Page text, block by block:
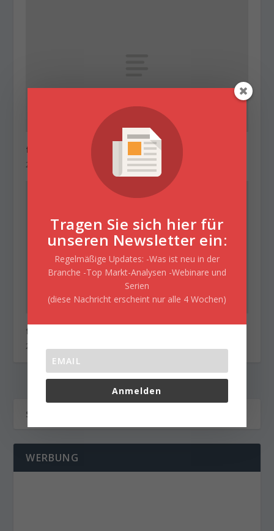
flatex Morning-news DAX update
22. Dezember 2017
flatex Morning-news DAX update
22. Dezember 2017
WERBUNG
Tragen Sie sich hier für
unseren Newsletter ein:
Regelmäßige Updates: -Was ist neu in der
Branche -Top Markt-Analysen -Webinare und
Serien
(diese Nachricht erscheint nur alle 4 Wochen)
Anmelden